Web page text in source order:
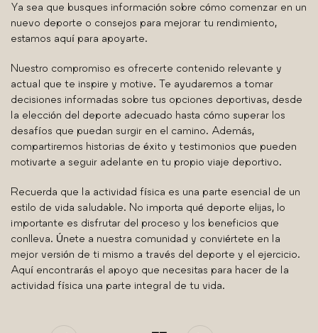
Ya sea que busques información sobre cómo comenzar en un
nuevo deporte o consejos para mejorar tu rendimiento,
estamos aquí para apoyarte.
Nuestro compromiso es ofrecerte contenido relevante y
actual que te inspire y motive. Te ayudaremos a tomar
decisiones informadas sobre tus opciones deportivas, desde
la elección del deporte adecuado hasta cómo superar los
desafíos que puedan surgir en el camino. Además,
compartiremos historias de éxito y testimonios que pueden
motivarte a seguir adelante en tu propio viaje deportivo.
Recuerda que la actividad física es una parte esencial de un
estilo de vida saludable. No importa qué deporte elijas, lo
importante es disfrutar del proceso y los beneficios que
conlleva. Únete a nuestra comunidad y conviértete en la
mejor versión de ti mismo a través del deporte y el ejercicio.
Aquí encontrarás el apoyo que necesitas para hacer de la
actividad física una parte integral de tu vida.